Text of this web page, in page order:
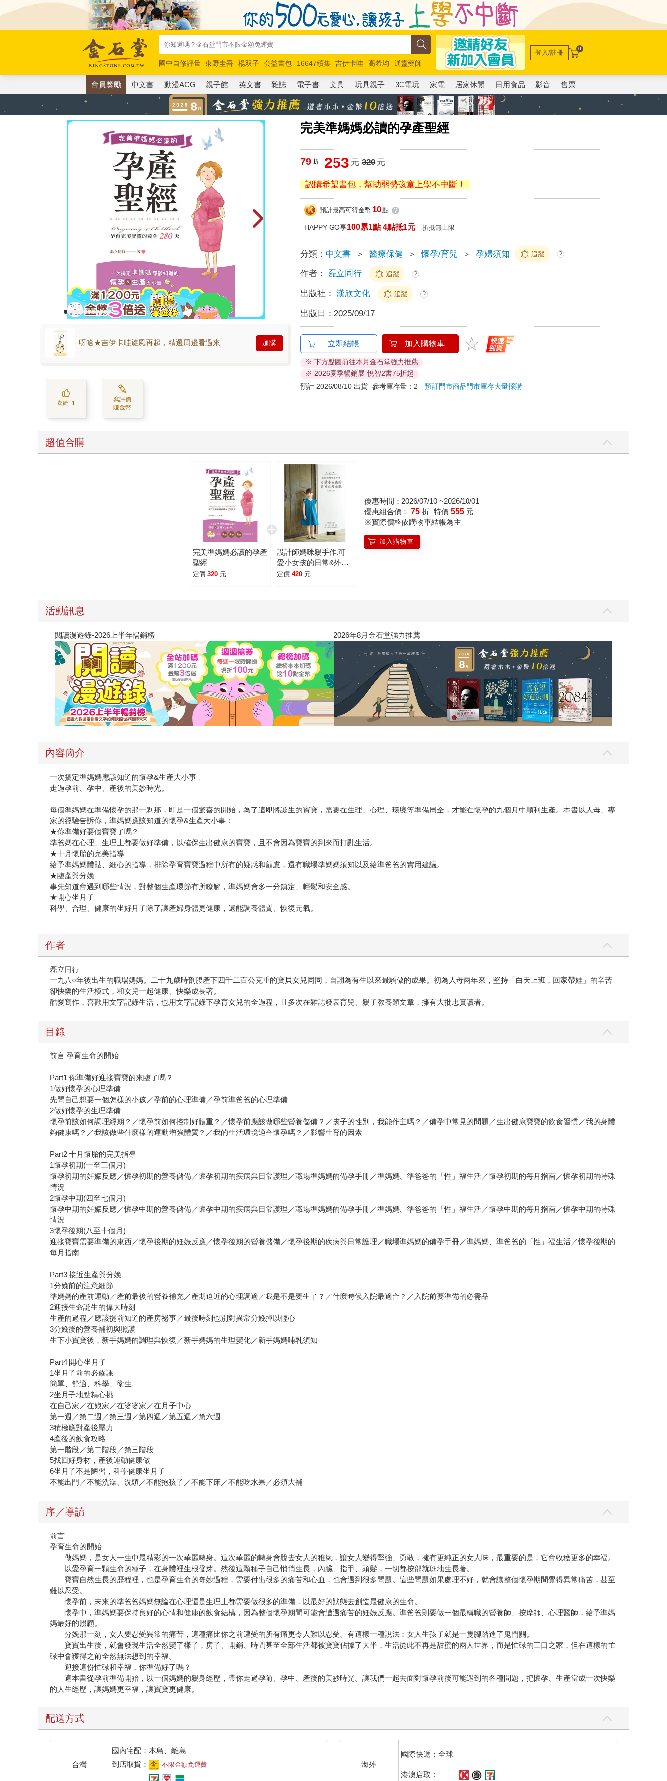
國中自修評量 東野圭吾 楊双子 公益書包 16647續集 吉伊卡哇 高希均
通靈藥師
唯紅花綻放
奧德賽 路邊攤新作 馬斯克 玩具總動員5 超慢跑
登入/註冊 0
會員獎勵 中文書 動漫ACG 親子館 英文書 雜誌 電子書 文具 玩具親子 3C電玩 家電 居家休閒 日用食品 影音 售票
完美準媽媽必讀的孕產聖經
呀哈★吉伊卡哇旋風再起，精選周邊看過來 加購
喜歡+1
寫評價
賺金幣
79 折 253 元 320元
認購希望書包，幫助弱勢孩童上學不中斷！
預計最高可得金幣 10點 ?
HAPPY GO享100累1點 4點抵1元 折抵無上限
分類： 中文書 ＞ 醫療保健 ＞ 懷孕/育兒 ＞ 孕婦須知 追蹤 ?
作者： 磊立同行 追蹤 ?
出版社： 漢欣文化 追蹤 ?
出版日： 2025/09/17
立即結帳 加入購物車
※ 下方點圖前往本月金石堂強力推薦
※ 2026夏季暢銷展-悅智2書75折起
預計 2026/08/10 出貨 參考庫存量：2預訂門市商品門市庫存大量採購
超值合購
完美準媽媽必讀的孕產
聖經
定價 320 元
設計師媽咪親手作.可
愛小女孩的日常&外出
服(暢銷版)
定價 420 元
優惠時間：2026/07/10 ~2026/10/01
優惠組合價： 75 折 特價 555 元
※實際價格依購物車結帳為主
加入購物車
活動訊息
閱讀漫遊錄-2026上半年暢銷榜 2026年8月金石堂強力推薦
內容簡介
一次搞定準媽媽應該知道的懷孕&生產大小事，
走過孕前、孕中、產後的美妙時光。
每個準媽媽在準備懷孕的那一剎那，即是一個驚喜的開始，為了這即將誕生的寶寶，需要在生理、心理、環境等準備周全，才能在懷孕的九個月中順利生產。本書以人母、專
家的經驗告訴你，準媽媽應該知道的懷孕&生產大小事：
★你準備好要個寶寶了嗎？
準爸媽在心理、生理上都要做好準備，以確保生出健康的寶寶，且不會因為寶寶的到來而打亂生活。
★十月懷胎的完美指導
給予準媽媽體貼、細心的指導，排除孕育寶寶過程中所有的疑惑和顧慮，還有職場準媽媽須知以及給準爸爸的實用建議。
★臨產與分娩
事先知道會遇到哪些情況，對整個生產環節有所瞭解，準媽媽會多一分鎮定、輕鬆和安全感。
★開心坐月子
科學、合理、健康的坐好月子除了讓產婦身體更健康，還能調養體質、恢復元氣。
作者
磊立同行
一九八○年後出生的職場媽媽。二十九歲時剖腹產下四千二百公克重的寶貝女兒同同，自詡為有生以來最驕傲的成果。初為人母兩年來，堅持「白天上班，回家帶娃」的辛苦
卻快樂的生活模式，和女兒一起健康、快樂成長著。
酷愛寫作，喜歡用文字記錄生活，也用文字記錄下孕育女兒的全過程，且多次在雜誌發表育兒、親子教養類文章，擁有大批忠實讀者。
目錄
前言 孕育生命的開始
Part1 你準備好迎接寶寶的來臨了嗎？
1做好懷孕的心理準備
先問自己想要一個怎樣的小孩／孕前的心理準備／孕前準爸爸的心理準備
2做好懷孕的生理準備
懷孕前該如何調理經期？／懷孕前如何控制好體重？／懷孕前應該做哪些營養儲備？／孩子的性別，我能作主嗎？／備孕中常見的問題／生出健康寶寶的飲食習慣／我的身體
夠健康嗎？／我該做些什麼樣的運動增強體質？／我的生活環境適合懷孕嗎？／影響生育的因素
Part2 十月懷胎的完美指導
1懷孕初期(一至三個月)
懷孕初期的妊娠反應／懷孕初期的營養儲備／懷孕初期的疾病與日常護理／職場準媽媽的備孕手冊／準媽媽、準爸爸的「性」福生活／懷孕初期的每月指南／懷孕初期的特殊
情況
2懷孕中期(四至七個月)
懷孕中期的妊娠反應／懷孕中期的營養儲備／懷孕中期的疾病與日常護理／職場準媽媽的備孕手冊／準媽媽、準爸爸的「性」福生活／懷孕中期的每月指南／懷孕中期的特殊
情況
3懷孕後期(八至十個月)
迎接寶寶需要準備的東西／懷孕後期的妊娠反應／懷孕後期的營養儲備／懷孕後期的疾病與日常護理／職場準媽媽的備孕手冊／準媽媽、準爸爸的「性」福生活／懷孕後期的
每月指南
Part3 接近生產與分娩
1分娩前的注意細節
準媽媽的產前運動／產前最後的營養補充／產期迫近的心理調適／我是不是要生了？／什麼時候入院最適合？／入院前要準備的必需品
2迎接生命誕生的偉大時刻
生產的過程／應該提前知道的產房祕事／最後時刻也別對異常分娩掉以輕心
3分娩後的營養補初與照護
生下小寶寶後，新手媽媽的調理與恢復／新手媽媽的生理變化／新手媽媽哺乳須知
Part4 開心坐月子
1坐月子前的必修課
簡單、舒適、科學、衛生
2坐月子地點精心挑
在自己家／在娘家／在婆婆家／在月子中心
第一週／第二週／第三週／第四週／第五週／第六週
3積極應對產後壓力
4產後的飲食攻略
第一階段／第二階段／第三階段
5找回好身材，產後運動健康做
6坐月子不是陋習，科學健康坐月子
不能出門／不能洗澡、洗頭／不能抱孩子／不能下床／不能吃水果／必須大補
序／導讀
前言
孕育生命的開始
做媽媽，是女人一生中最精彩的一次華麗轉身。這次華麗的轉身會脫去女人的稚氣，讓女人變得堅強、勇敢，擁有更純正的女人味，最重要的是，它會收穫更多的幸福。
以愛孕育一顆生命的種子，在身體裡生根發芽。然後這顆種子自己悄悄生長，內臟、指甲、頭髮，一切都按部就班地生長著。
寶寶自然生長的歷程裡，也是孕育生命的奇妙過程，需要付出很多的痛苦和心血，也會遇到很多問題。這些問題如果處理不好，就會讓整個懷孕期間覺得異常痛苦，甚至
難以忍受。
懷孕前，未來的準爸爸媽媽無論在心理還是生理上都需要做很多的準備，以最好的狀態去創造最健康的生命。
懷孕中，準媽媽要保持良好的心情和健康的飲食結構，因為整個懷孕期間可能會遭遇痛苦的妊娠反應。準爸爸則要做一個最稱職的營養師、按摩師、心理醫師，給予準媽
媽最好的照顧。
分娩那一刻，女人要忍受異常的痛苦，這種痛比你之前遭受的所有痛更令人難以忍受。有這樣一種說法：女人生孩子就是一隻腳踏進了鬼門關。
寶寶出生後，就會發現生活全然變了樣子，房子、開銷、時間甚至全部生活都被寶寶佔據了大半，生活從此不再是甜蜜的兩人世界，而是忙碌的三口之家，但在這樣的忙
碌中會獲得之前全然無法想到的幸福。
迎接這份忙碌和幸福，你準備好了嗎？
這本書從孕前準備開始，以一個媽媽的親身經歷，帶你走過孕前、孕中、產後的美妙時光。讓我們一起去面對懷孕前後可能遇到的各種問題，把懷孕、生產當成一次快樂
的人生經歷，讓媽媽更幸福，讓寶寶更健康。
配送方式
台灣
國內宅配：本島、離島
到店取貨：
不限金額免運費 海外
國際快遞：全球
港澳店取：